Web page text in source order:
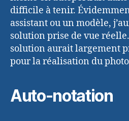
difficile à tenir.
assistant ou un modèle,
solution prise de vue
solution aurait largement
pour la réalisation du
Auto-notation